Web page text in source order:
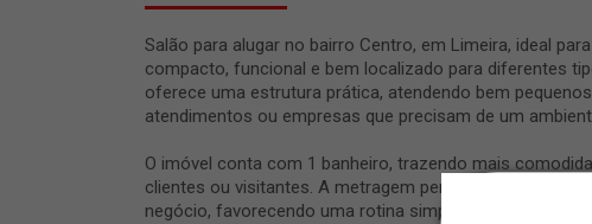
Salão para alugar no bairro Centro, em Limeira, ideal
compacto, funcional e bem localizado para diferentes
oferece uma estrutura prática, atendendo bem
atendimentos ou empresas que precisam de um
O imóvel conta com 1 banheiro, trazendo mais
clientes ou visitantes. A metragem permite organizar o
negócio, favorecendo uma rotina simples, eficiente e de